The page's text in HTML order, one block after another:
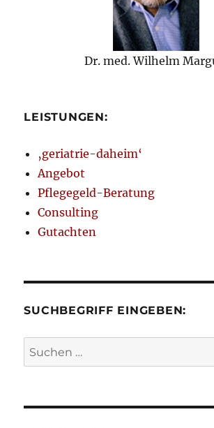
Dr. med. Wilhelm
LEISTUNGEN:
‚geriatrie-daheim‘
Angebot
Pflegegeld-Beratung
Consulting
Gutachten
SUCHBEGRIFF EINGEBEN:
Suchen
nach: